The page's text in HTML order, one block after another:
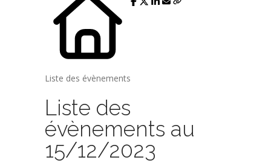
Liste des évènements
Liste des
évènements au
15/12/2023